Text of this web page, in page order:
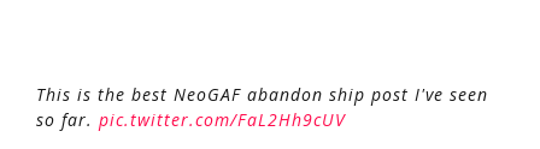
This is the best NeoGAF abandon ship post I've seen
so far. pic.twitter.com/FaL2Hh9cUV